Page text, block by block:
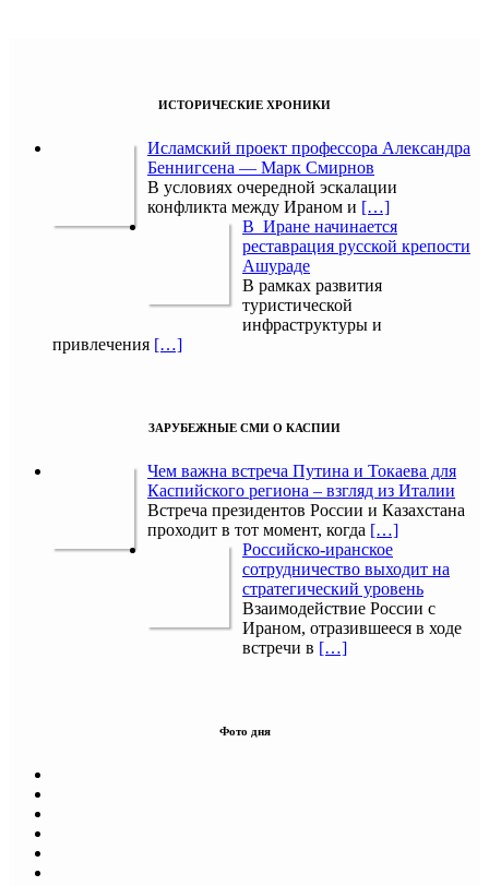
ИСТОРИЧЕСКИЕ ХРОНИКИ
Исламский проект профессора Александра
Беннигсена — Марк Смирнов
В условиях очередной эскалации
конфликта между Ираном и […]
В Иране начинается
реставрация русской крепости
Ашураде
В рамках развития
туристической
инфраструктуры и
привлечения […]
ЗАРУБЕЖНЫЕ СМИ О КАСПИИ
Чем важна встреча Путина и Токаева для
Каспийского региона – взгляд из Италии
Встреча президентов России и Казахстана
проходит в тот момент, когда […]
Российско-иранское
сотрудничество выходит на
стратегический уровень
Взаимодействие России с
Ираном, отразившееся в ходе
встречи в […]
Фото дня